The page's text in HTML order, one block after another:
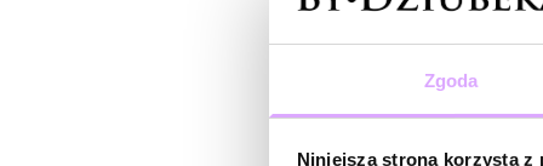
Zgoda
Niniejsza strona korzysta z